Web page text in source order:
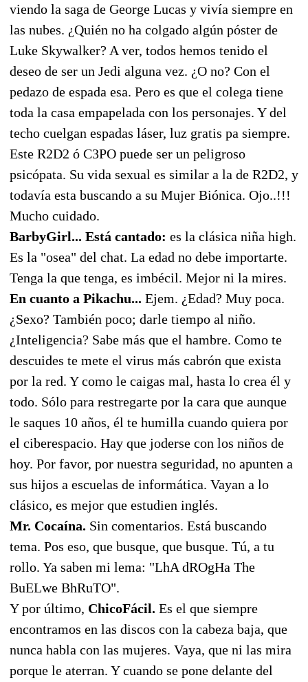
viendo la saga de George Lucas y vivía siempre en
las nubes. ¿Quién no ha colgado algún póster de
Luke Skywalker? A ver, todos hemos tenido el
deseo de ser un Jedi alguna vez. ¿O no? Con el
pedazo de espada esa. Pero es que el colega tiene
toda la casa empapelada con los personajes. Y del
techo cuelgan espadas láser, luz gratis pa siempre.
Este R2D2 ó C3PO puede ser un peligroso
psicópata. Su vida sexual es similar a la de R2D2, y
todavía esta buscando a su Mujer Biónica. Ojo..!!!
Mucho cuidado.
BarbyGirl... Está cantado: es la clásica niña high.
Es la "osea" del chat. La edad no debe importarte.
Tenga la que tenga, es imbécil. Mejor ni la mires.
En cuanto a Pikachu... Ejem. ¿Edad? Muy poca.
¿Sexo? También poco; darle tiempo al niño.
¿Inteligencia? Sabe más que el hambre. Como te
descuides te mete el virus más cabrón que exista
por la red. Y como le caigas mal, hasta lo crea él y
todo. Sólo para restregarte por la cara que aunque
le saques 10 años, él te humilla cuando quiera por
el ciberespacio. Hay que joderse con los niños de
hoy. Por favor, por nuestra seguridad, no apunten a
sus hijos a escuelas de informática. Vayan a lo
clásico, es mejor que estudien inglés.
Mr. Cocaína. Sin comentarios. Está buscando
tema. Pos eso, que busque, que busque. Tú, a tu
rollo. Ya saben mi lema: "LhA dROgHa The
BuELwe BhRuTO".
Y por último, ChicoFácil. Es el que siempre
encontramos en las discos con la cabeza baja, que
nunca habla con las mujeres. Vaya, que ni las mira
porque le aterran. Y cuando se pone delante del